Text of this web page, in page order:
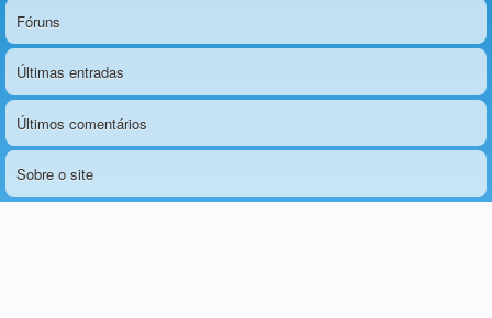
Fóruns
Últimas entradas
Últimos comentários
Sobre o site